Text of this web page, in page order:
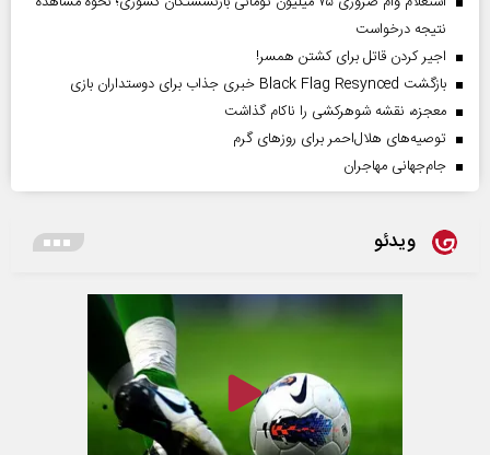
نتیجه درخواست
اجیر کردن قاتل برای کشتن همسر!
بازگشت Black Flag Resynced خبری جذاب برای دوستداران بازی
معجزه، نقشه شوهرکشی را ناکام گذاشت
توصیه‌های هلال‌احمر برای روز‌های گرم
جام‌جهانی مهاجران
ویدئو